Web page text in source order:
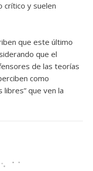
crítico y suelen
que este último
que el
de las teorías
como
libres” que ven la